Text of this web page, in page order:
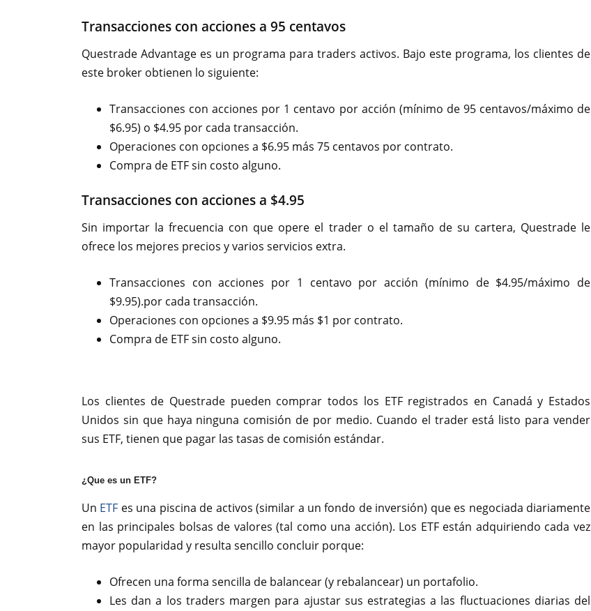
Transacciones con acciones a 95 centavos
Questrade Advantage es un programa para traders activos. Bajo este programa, los clientes de
este broker obtienen lo siguiente:
Transacciones con acciones por 1 centavo por acción (mínimo de 95 centavos/máximo de
$6.95) o $4.95 por cada transacción.
Operaciones con opciones a $6.95 más 75 centavos por contrato.
Compra de ETF sin costo alguno.
Transacciones con acciones a $4.95
Sin importar la frecuencia con que opere el trader o el tamaño de su cartera, Questrade le
ofrece los mejores precios y varios servicios extra.
Transacciones con acciones por 1 centavo por acción (mínimo de $4.95/máximo de
$9.95).por cada transacción.
Operaciones con opciones a $9.95 más $1 por contrato.
Compra de ETF sin costo alguno.
Los clientes de Questrade pueden comprar todos los ETF registrados en Canadá y Estados
Unidos sin que haya ninguna comisión de por medio. Cuando el trader está listo para vender
sus ETF, tienen que pagar las tasas de comisión estándar.
¿Que es un ETF?
Un ETF es una piscina de activos (similar a un fondo de inversión) que es negociada diariamente
en las principales bolsas de valores (tal como una acción). Los ETF están adquiriendo cada vez
mayor popularidad y resulta sencillo concluir porque:
Ofrecen una forma sencilla de balancear (y rebalancear) un portafolio.
Les dan a los traders margen para ajustar sus estrategias a las fluctuaciones diarias del